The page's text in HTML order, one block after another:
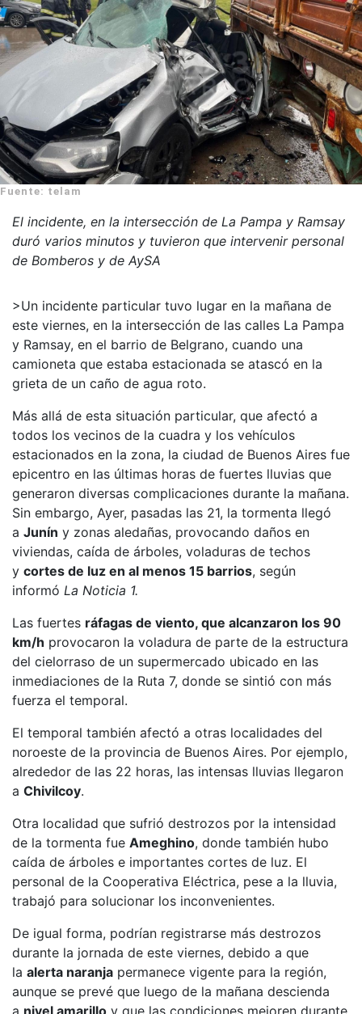
Fuente: telam
El incidente, en la intersección de La Pampa y Ramsay
duró varios minutos y tuvieron que intervenir personal
de Bomberos y de AySA
>Un incidente particular tuvo lugar en la mañana de
este viernes, en la intersección de las calles La Pampa
y Ramsay, en el barrio de Belgrano, cuando una
camioneta que estaba estacionada se atascó en la
grieta de un caño de agua roto.
Más allá de esta situación particular, que afectó a
todos los vecinos de la cuadra y los vehículos
estacionados en la zona, la ciudad de Buenos Aires fue
epicentro en las últimas horas de fuertes lluvias que
generaron diversas complicaciones durante la mañana.
Sin embargo, Ayer, pasadas las 21, la tormenta llegó
a Junín y zonas aledañas, provocando daños en
viviendas, caída de árboles, voladuras de techos
y cortes de luz en al menos 15 barrios, según
informó La Noticia 1.
Las fuertes ráfagas de viento, que alcanzaron los 90
km/h provocaron la voladura de parte de la estructura
del cielorraso de un supermercado ubicado en las
inmediaciones de la Ruta 7, donde se sintió con más
fuerza el temporal.
El temporal también afectó a otras localidades del
noroeste de la provincia de Buenos Aires. Por ejemplo,
alrededor de las 22 horas, las intensas lluvias llegaron
a Chivilcoy.
Otra localidad que sufrió destrozos por la intensidad
de la tormenta fue Ameghino, donde también hubo
caída de árboles e importantes cortes de luz. El
personal de la Cooperativa Eléctrica, pese a la lluvia,
trabajó para solucionar los inconvenientes.
De igual forma, podrían registrarse más destrozos
durante la jornada de este viernes, debido a que
la alerta naranja permanece vigente para la región,
aunque se prevé que luego de la mañana descienda